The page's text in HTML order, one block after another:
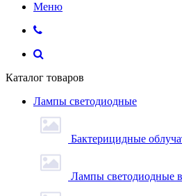
Меню
Каталог товаров
Лампы светодиодные
Бактерицидные
Лампы светодиодные